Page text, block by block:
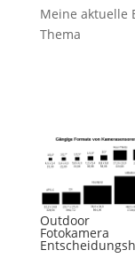
Meine aktuelle
Thema
Outdoor
Fotokamera